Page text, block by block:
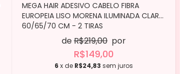
MEGA HAIR ADESIVO CABELO FIBRA
EUROPEIA LISO MORENA ILUMINADA CLARO
60/65/70 CM - 2 TIRAS
deR$219,00 por
R$149,00
6 x de R$24,83 sem juros